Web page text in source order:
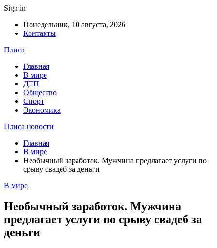
Sign in
Понедельник, 10 августа, 2026
Контакты
Плиса
Главная
В мире
ДТП
Общество
Спорт
Экономика
Плиса новости
Главная
В мире
Необычный заработок. Мужчина предлагает услуги по
срыву свадеб за деньги
В мире
Необычный заработок. Мужчина
предлагает услуги по срыву свадеб за
деньги